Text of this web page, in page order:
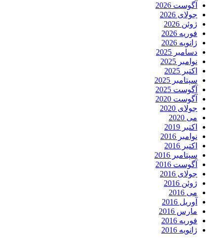
آگوست 2026
جولای 2026
ژوئن 2026
فوریه 2026
ژانویه 2026
دسامبر 2025
نوامبر 2025
اکتبر 2025
سپتامبر 2025
آگوست 2025
آگوست 2020
جولای 2020
می 2020
اکتبر 2019
نوامبر 2016
اکتبر 2016
سپتامبر 2016
آگوست 2016
جولای 2016
ژوئن 2016
می 2016
آوریل 2016
مارس 2016
فوریه 2016
ژانویه 2016